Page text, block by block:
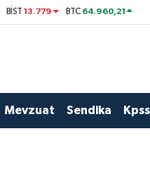
BİST13.779 BTC 64.960,21
Mevzuat Sendika